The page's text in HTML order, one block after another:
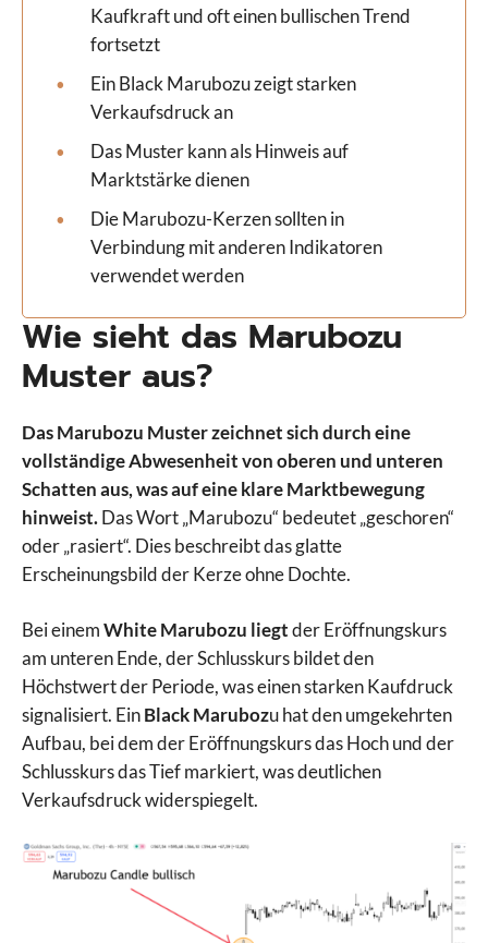
Kaufkraft und oft einen bullischen Trend
fortsetzt
Ein Black Marubozu zeigt starken
Verkaufsdruck an
Das Muster kann als Hinweis auf
Marktstärke dienen
Die Marubozu-Kerzen sollten in
Verbindung mit anderen Indikatoren
verwendet werden
Wie sieht das Marubozu
Muster aus?
Das Marubozu Muster zeichnet sich durch eine
vollständige Abwesenheit von oberen und unteren
Schatten aus, was auf eine klare Marktbewegung
hinweist.Das Wort „Marubozu“ bedeutet „geschoren“
oder „rasiert“. Dies beschreibt das glatte
Erscheinungsbild der Kerze ohne Dochte.
Bei einemWhite Marubozu liegtder Eröffnungskurs
am unteren Ende, der Schlusskurs bildet den
Höchstwert der Periode, was einen starken Kaufdruck
signalisiert. EinBlack Marubozu hat den umgekehrten
Aufbau, bei dem der Eröffnungskurs das Hoch und der
Schlusskurs das Tief markiert, was deutlichen
Verkaufsdruck widerspiegelt.